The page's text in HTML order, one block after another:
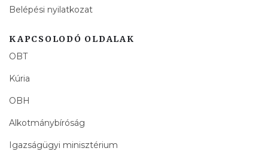
Belépési nyilatkozat
KAPCSOLODÓ OLDALAK
OBT
Kúria
OBH
Alkotmánybíróság
Igazságügyi minisztérium